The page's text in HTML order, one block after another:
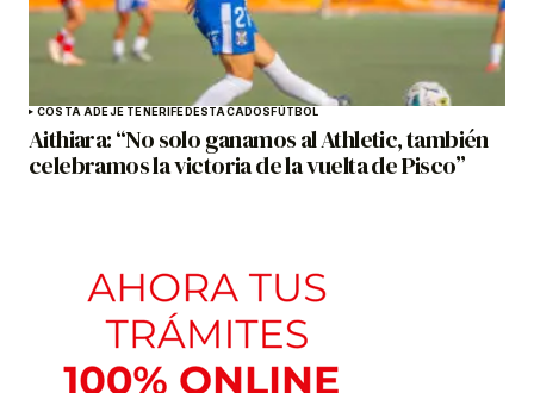
COSTA ADEJE TENERIFE DESTACADOS FÚTBOL
Aithiara: “No solo ganamos al Athletic, también
celebramos la victoria de la vuelta de Pisco”